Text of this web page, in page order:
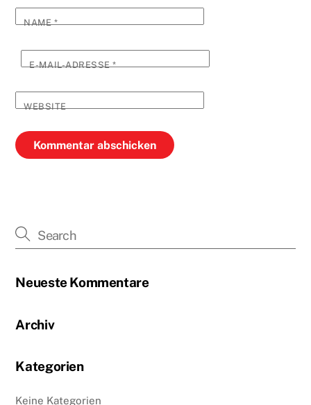
NAME*
E-MAIL-ADRESSE*
WEBSITE
Neueste Kommentare
Archiv
Kategorien
Keine Kategorien